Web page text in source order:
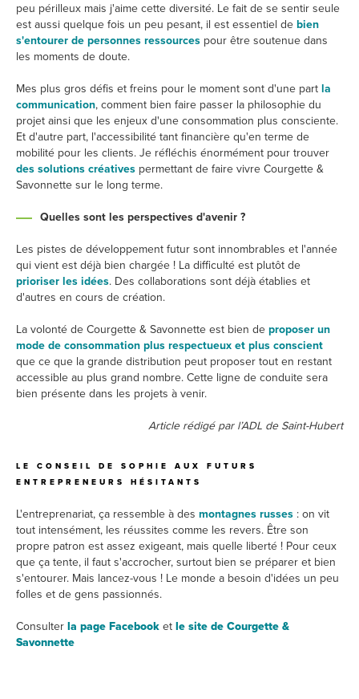
peu périlleux mais j'aime cette diversité. Le fait de se sentir seule
est aussi quelque fois un peu pesant, il est essentiel de bien
s'entourer de personnes ressources pour être soutenue dans
les moments de doute.
Mes plus gros défis et freins pour le moment sont d'une part la
communication, comment bien faire passer la philosophie du
projet ainsi que les enjeux d'une consommation plus consciente.
Et d'autre part, l'accessibilité tant financière qu'en terme de
mobilité pour les clients. Je réfléchis énormément pour trouver
des solutions créatives permettant de faire vivre Courgette &
Savonnette sur le long terme.
Quelles sont les perspectives d'avenir ?
Les pistes de développement futur sont innombrables et l'année
qui vient est déjà bien chargée ! La difficulté est plutôt de
prioriser les idées. Des collaborations sont déjà établies et
d'autres en cours de création.
La volonté de Courgette & Savonnette est bien de proposer un
mode de consommation plus respectueux et plus conscient
que ce que la grande distribution peut proposer tout en restant
accessible au plus grand nombre. Cette ligne de conduite sera
bien présente dans les projets à venir.
Article rédigé par l’ADL de Saint-Hubert
LE CONSEIL DE SOPHIE AUX FUTURS
ENTREPRENEURS HÉSITANTS
L'entreprenariat, ça ressemble à des montagnes russes : on vit
tout intensément, les réussites comme les revers. Être son
propre patron est assez exigeant, mais quelle liberté ! Pour ceux
que ça tente, il faut s'accrocher, surtout bien se préparer et bien
s'entourer. Mais lancez-vous ! Le monde a besoin d'idées un peu
folles et de gens passionnés.
Consulter la page Facebook et le site de Courgette &
Savonnette